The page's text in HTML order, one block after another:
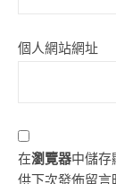
個人網站網址
在瀏覽器中儲存
供下次發佈留言